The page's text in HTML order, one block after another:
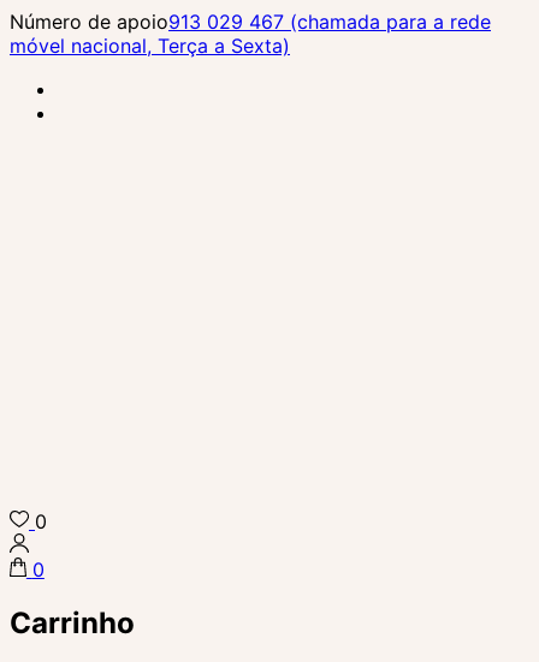
Skip
to
(Press
Enter)
Número de apoio913 029 467 (chamada para a rede
móvel nacional, Terça a Sexta)
Biba Concept Store
0
0
Carrinho